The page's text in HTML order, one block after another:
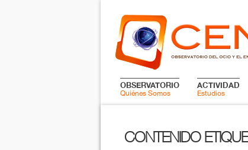
OBSERVATORIO
Quiénes Somos
ACTIVIDAD
Estudios
CONTENIDO